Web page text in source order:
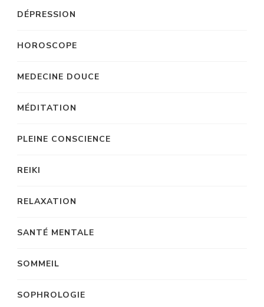
DÉPRESSION
HOROSCOPE
MEDECINE DOUCE
MÉDITATION
PLEINE CONSCIENCE
REIKI
RELAXATION
SANTÉ MENTALE
SOMMEIL
SOPHROLOGIE